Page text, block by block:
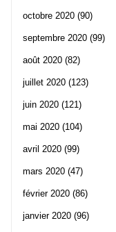
octobre 2020 (90)
septembre 2020 (99)
août 2020 (82)
juillet 2020 (123)
juin 2020 (121)
mai 2020 (104)
avril 2020 (99)
mars 2020 (47)
février 2020 (86)
janvier 2020 (96)